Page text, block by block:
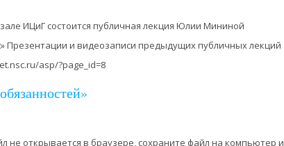
ИЦиГ состоится публичная лекция Юлии Мининой
Презентации и видеозаписи предыдущих публичных лекций
asp/?page_id=8
не открывается в браузере, сохраните файл на компьютер и